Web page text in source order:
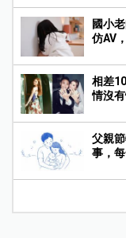
國小
仿AV
相差
情沒
父親
事，